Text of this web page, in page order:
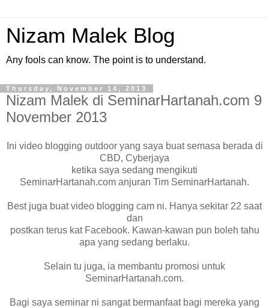
Nizam Malek Blog
Any fools can know. The point is to understand.
Thursday, November 14, 2013
Nizam Malek di SeminarHartanah.com 9
November 2013
Ini video blogging outdoor yang saya buat semasa berada di
CBD, Cyberjaya
ketika saya sedang mengikuti
SeminarHartanah.com anjuran Tim SeminarHartanah.
Best juga buat video blogging cam ni. Hanya sekitar 22 saat
dan
postkan terus kat Facebook. Kawan-kawan pun boleh tahu
apa yang sedang berlaku.
Selain tu juga, ia membantu promosi untuk
SeminarHartanah.com.
Bagi saya seminar ni sangat bermanfaat bagi mereka yang